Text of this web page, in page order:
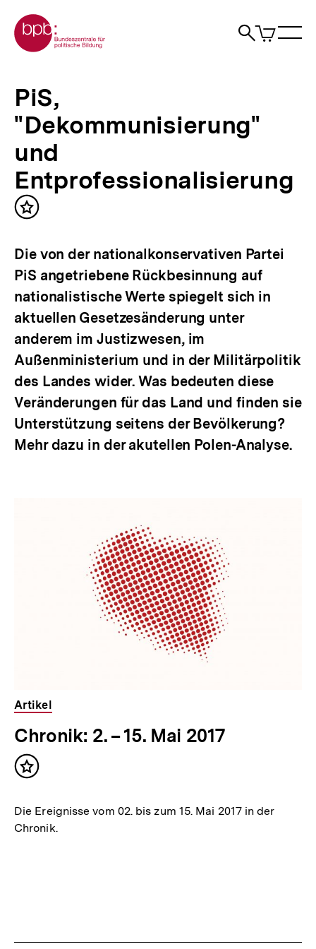
zum
Seiteninhalt
springen
Zur Startseite der bpb
Suche
Artikel
im
"Dekommunisierung"
und
Entprofessionalisierung
PiS,
"Dekommunisierung"
und
Entprofessionalisierung
Inhalt
Die von der nationalkonservativen Partei
PiS angetriebene Rückbesinnung auf
nationalistische Werte spiegelt sich in
aktuellen Gesetzesänderung unter
anderem im Justizwesen, im
Außenministerium und in der Militärpolitik
des Landes wider. Was bedeuten diese
Veränderungen für das Land und finden sie
Unterstützung seitens der Bevölkerung?
Mehr dazu in der akutellen Polen-Analyse.
Artikel
Chronik: 2. – 15. Mai 2017
Inhalt
Die Ereignisse vom 02. bis zum 15. Mai 2017 in der
Chronik.